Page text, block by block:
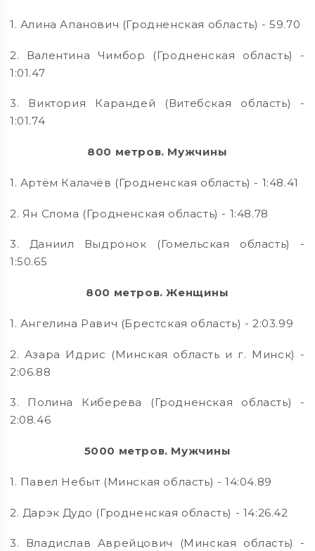
1. Алина Апанович (Гродненская область) - 59.70
2. Валентина Чимбор (Гродненская область) -
1:01.47
3. Виктория Карандей (Витебская область) -
1:01.74
800 метров. Мужчины
1. Артём Калачёв (Гродненская область) - 1:48.41
2. Ян Слома (Гродненская область) - 1:48.78
3. Даниил Выдронок (Гомельская область) -
1:50.65
800 метров. Женщины
1. Ангелина Равич (Брестская область) - 2:03.99
2. Азара Идрис (Минская область и г. Минск) -
2:06.88
3. Полина Киберева (Гродненская область) -
2:08.46
5000 метров. Мужчины
1. Павел Небыт (Минская область) - 14:04.89
2. Дарэк Дудо (Гродненская область) - 14:26.42
3. Владислав Аврейцович (Минская область) -